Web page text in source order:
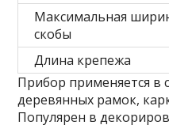
Максимальная
скобы
Длина крепежа
Прибор применяется в
деревянных рамок,
Популярен в